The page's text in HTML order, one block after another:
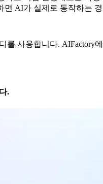
면 AI가 실제로 동작하는
를 사용합니다. AIFactory
.